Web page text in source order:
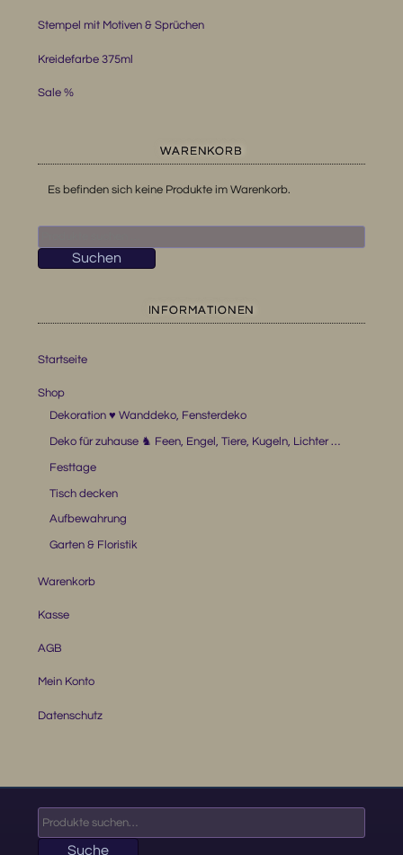
Stempel mit Motiven & Sprüchen
Kreidefarbe 375ml
Sale %
WARENKORB
Es befinden sich keine Produkte im Warenkorb.
nach:
Suchen
INFORMATIONEN
Startseite
Shop
Dekoration ♥ Wanddeko, Fensterdeko
Deko für zuhause ♞ Feen, Engel, Tiere, Kugeln, Lichter …
Festtage
Tisch decken
Aufbewahrung
Garten & Floristik
Warenkorb
Kasse
AGB
Mein Konto
Datenschutz
nach:
Suche